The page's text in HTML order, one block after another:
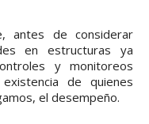
antes de considerar
en estructuras ya
y monitoreos
de quienes
el desempeño.